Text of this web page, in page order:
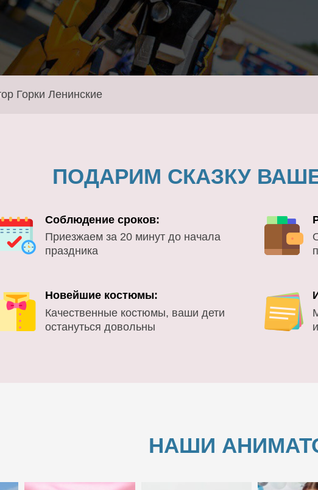
Горки Ленинские
ПОДАРИМ СКАЗКУ
Соблюдение сроков:
Приезжаем за 20 минут до начала
праздника
Новейшие костюмы:
Качественные костюмы, ваши дети
остануться довольны
НАШИ